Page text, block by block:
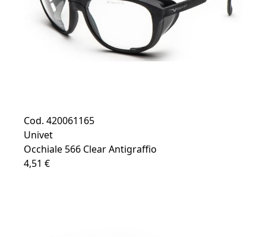
Cod. 420061165
Univet
Occhiale 566 Clear Antigraffio
4,51 €